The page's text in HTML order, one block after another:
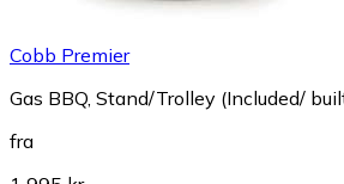
Cobb Premier
Gas BBQ, Stand/Trolley (Included/
fra